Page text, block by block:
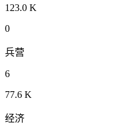
123.0 K
0
兵营
6
77.6 K
经济